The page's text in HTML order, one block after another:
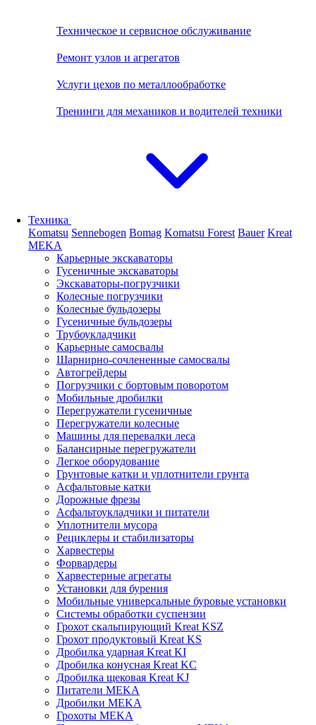
Техническое и сервисное обслуживание
Ремонт узлов и агрегатов
Услуги цехов по металлообработке
Тренинги для механиков и водителей техники
Техника
Komatsu Sennebogen Bomag Komatsu Forest Bauer Kreat
MEKA
Карьерные экскаваторы
Гусеничные экскаваторы
Экскаваторы-погрузчики
Колесные погрузчики
Колесные бульдозеры
Гусеничные бульдозеры
Трубоукладчики
Карьерные самосвалы
Шарнирно-сочлененные cамосвалы
Автогрейдеры
Погрузчики с бортовым поворотом
Мобильные дробилки
Перегружатели гусеничные
Перегружатели колесные
Машины для перевалки леса
Балансирные перегружатели
Легкое оборудование
Грунтовые катки и уплотнители грунта
Асфальтовые катки
Дорожные фрезы
Асфальтоукладчики и питатели
Уплотнители мусора
Рециклеры и стабилизаторы
Харвестеры
Форвардеры
Харвестерные агрегаты
Установки для бурения
Мобильные универсальные буровые установки
Системы обработки суспензии
Грохот скальпирующий Kreat KSZ
Грохот продуктовый Kreat KS
Дробилка ударная Kreat KI
Дробилка конусная Kreat KC
Дробилка щековая Kreat KJ
Питатели MEKA
Дробилки MEKA
Грохоты MEKA